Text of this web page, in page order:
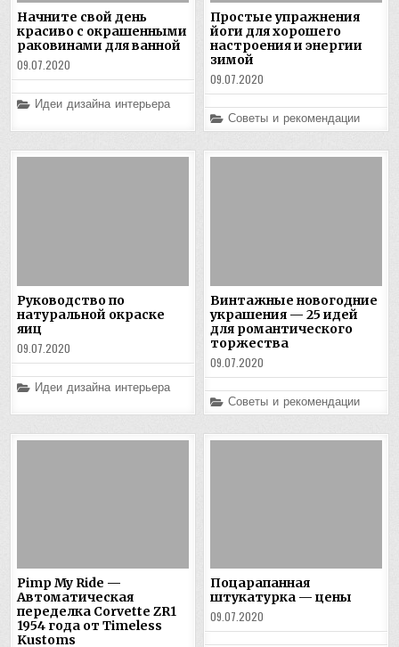
Начните свой день
красиво с окрашенными
раковинами для ванной
09.07.2020
Posted
in
Идеи дизайна интерьера
Простые упражнения
йоги для хорошего
настроения и энергии
зимой
09.07.2020
Posted
in
Советы и рекомендации
Руководство по
натуральной окраске
яиц
09.07.2020
Posted
in
Идеи дизайна интерьера
Винтажные новогодние
украшения — 25 идей
для романтического
торжества
09.07.2020
Posted
in
Советы и рекомендации
Pimp My Ride —
Автоматическая
переделка Corvette ZR1
1954 года от Timeless
Kustoms
Поцарапанная
штукатурка — цены
09.07.2020